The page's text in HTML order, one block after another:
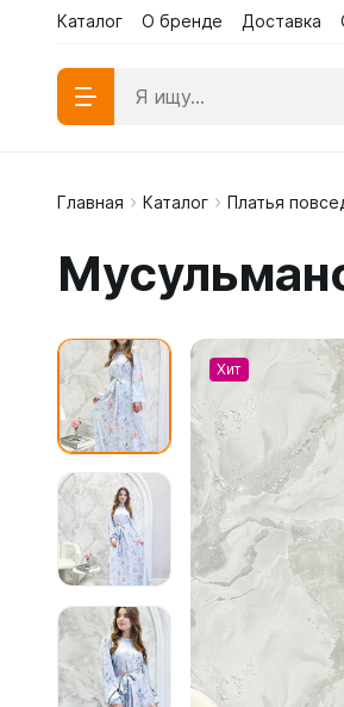
Каталог О бренде Доставка
Главная Каталог Платья
Хит